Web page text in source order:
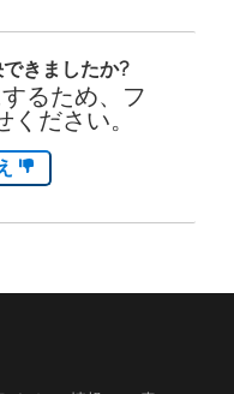
きましたか?
るため、フ
ださい。